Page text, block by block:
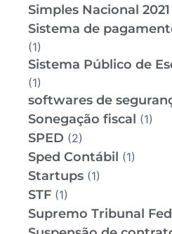
Simples Nacional 2021
Sistema de
(1)
Sistema Público de
(1)
softwares de
Sonegação fiscal (1)
SPED (2)
Sped Contábil (1)
Startups (1)
STF (1)
Supremo Tribunal